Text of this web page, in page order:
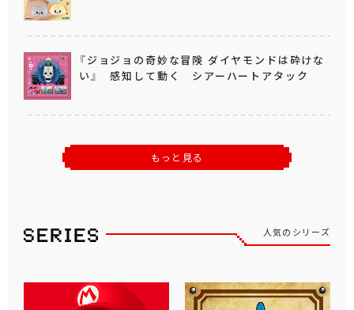
『ジョジョの奇妙な冒険 ダイヤモンドは砕けな
い』 感知して動く シアーハートアタック
もっと見る
人気のシリーズ